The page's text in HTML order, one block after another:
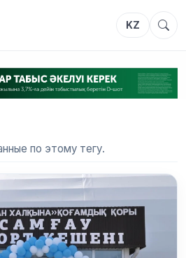
KZ
по этому тегу.